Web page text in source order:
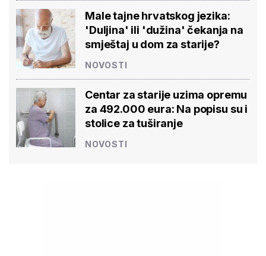
Male tajne hrvatskog jezika:
'Duljina' ili 'dužina' čekanja na
smještaj u dom za starije?
NOVOSTI
Centar za starije uzima opremu
za 492.000 eura: Na popisu su i
stolice za tuširanje
NOVOSTI